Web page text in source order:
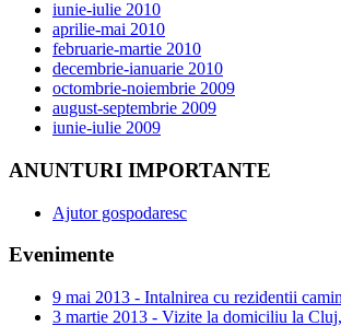
iunie-iulie 2010
aprilie-mai 2010
februarie-martie 2010
decembrie-ianuarie 2010
octombrie-noiembrie 2009
august-septembrie 2009
iunie-iulie 2009
ANUNTURI IMPORTANTE
Ajutor gospodaresc
Evenimente
9 mai 2013 - Intalnirea cu rezidentii
3 martie 2013 - Vizite la domiciliu la